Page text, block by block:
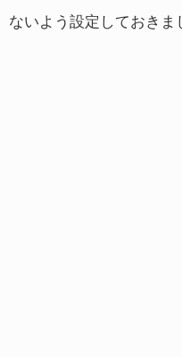
ないよう設定しておきま